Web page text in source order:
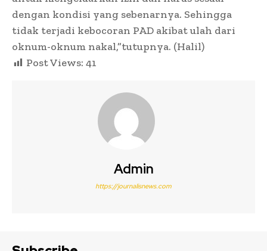
dengan kondisi yang sebenarnya. Sehingga
tidak terjadi kebocoran PAD akibat ulah dari
oknum-oknum nakal,”tutupnya. (Halil)
Post Views: 41
Admin
https://journalisnews.com